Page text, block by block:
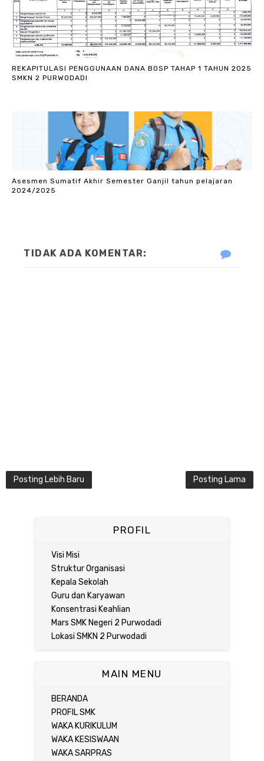
REKAPITULASI PENGGUNAAN DANA BOSP TAHAP 1 TAHUN 2025
SMKN 2 PURWODADI
Asesmen Sumatif Akhir Semester Ganjil tahun pelajaran
2024/2025
TIDAK ADA KOMENTAR:
Posting Lebih Baru Posting Lama
PROFIL
Visi Misi
Struktur Organisasi
Kepala Sekolah
Guru dan Karyawan
Konsentrasi Keahlian
Mars SMK Negeri 2 Purwodadi
Lokasi SMKN 2 Purwodadi
MAIN MENU
BERANDA
PROFIL SMK
WAKA KURIKULUM
WAKA KESISWAAN
WAKA SARPRAS